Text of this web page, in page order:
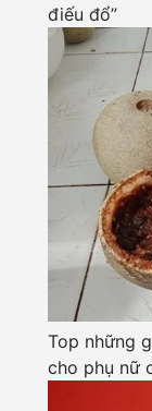
điếu đổ”
Top những
cho phụ nữ